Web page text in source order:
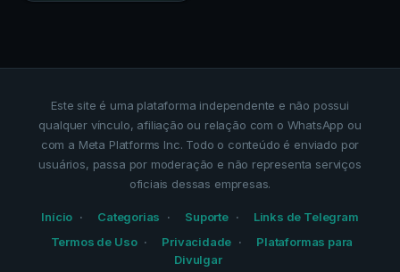
Este site é uma plataforma independente e não possui
qualquer vínculo, afiliação ou relação com o WhatsApp ou
com a Meta Platforms Inc. Todo o conteúdo é enviado por
usuários, passa por moderação e não representa serviços
oficiais dessas empresas.
Início Categorias Suporte
Links de Telegram
Termos de Uso
Privacidade
Plataformas para
Divulgar